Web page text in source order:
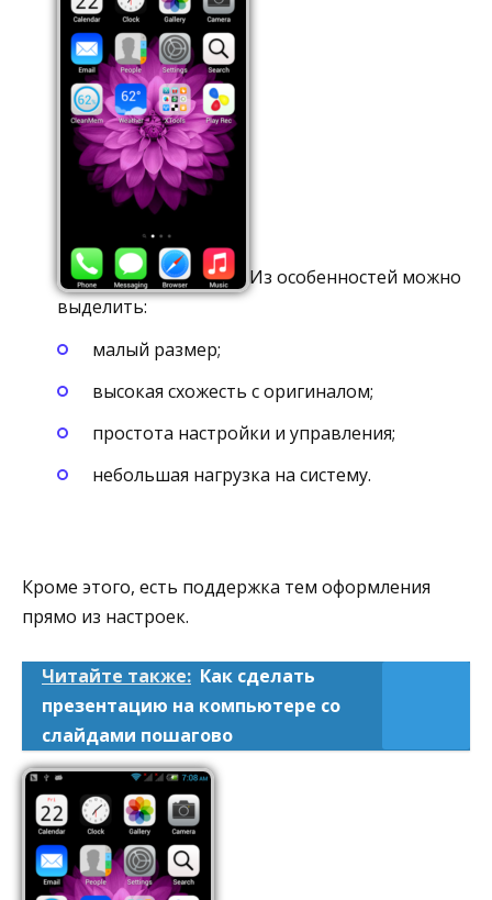
Из особенностей можно
выделить:
малый размер;
высокая схожесть с оригиналом;
простота настройки и управления;
небольшая нагрузка на систему.
Кроме этого, есть поддержка тем оформления
прямо из настроек.
Читайте также: Как сделать
презентацию на компьютере со
слайдами пошагово